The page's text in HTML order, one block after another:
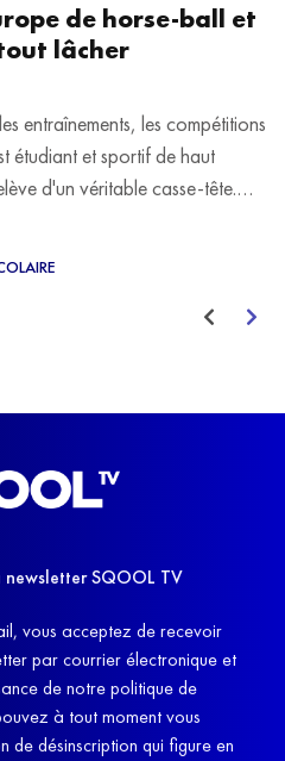
de horse-ball et
lâcher
entraînements, les compétitions
étudiant et sportif de haut
d'un véritable casse-tête.
abandonner ses études
SQOOL TV
vous acceptez de recevoir
par courrier électronique et
de notre politique de
à tout moment vous
de désinscription qui figure en